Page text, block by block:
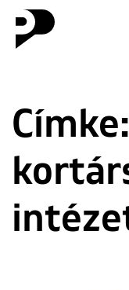
Címke: